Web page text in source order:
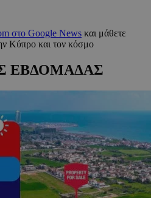
στο Google News και μάθετε
Κύπρο και τον κόσμο
ΕΒΔΟΜΑΔΑΣ